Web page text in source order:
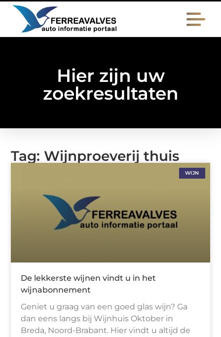
Hier zijn uw
zoekresultaten
Tag: Wijnproeverij thuis
WIJN
De lekkerste wijnen vindt u in het
wijnabonnement
Geniet u graag van een goed glas wijn? Ga
dan eens langs bij Wijnhuis Oktober in
Breda, Noord-Brabant. Hier vindt u altijd de